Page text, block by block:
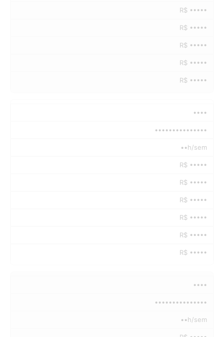
R$ •••••
R$ •••••
R$ •••••
R$ •••••
R$ •••••
••••
•••••••••••••••
••h/sem
R$ •••••
R$ •••••
R$ •••••
R$ •••••
R$ •••••
R$ •••••
••••
•••••••••••••••
••h/sem